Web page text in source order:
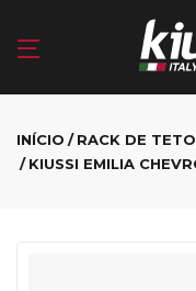
INÍCIO
RACK DE TETO
KIUSSI EMILIA